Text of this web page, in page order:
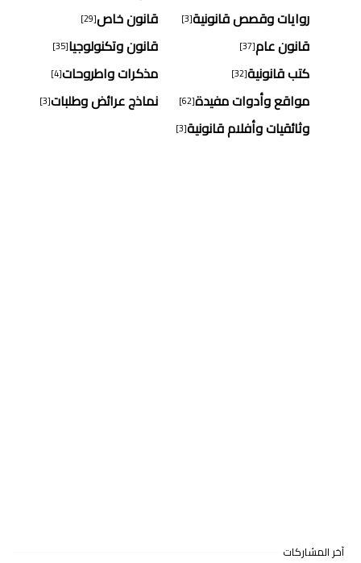
روايات وقصص قانونية[3] قانون خاص[29]
قانون عام[37] قانون وتكنولوجيا[35]
كتب قانونية[32] مذكرات واطروحات[4]
مواقع وأدوات مفيدة[62] نماذج عرائض وطلبات[3]
وثائقيات وأفلام قانونية[3]
آخر المشاركات